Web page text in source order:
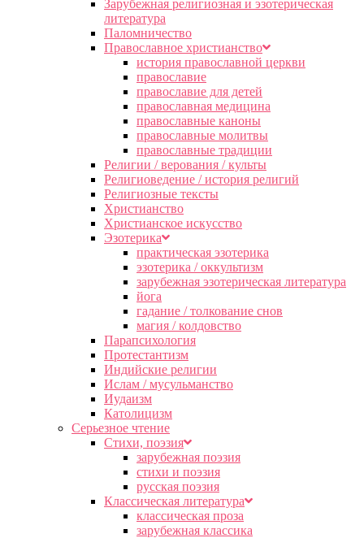
Зарубежная религиозная и эзотерическая
литература
Паломничество
Православное христианство
история православной церкви
православие
православие для детей
православная медицина
православные каноны
православные молитвы
православные традиции
Религии / верования / культы
Религиоведение / история религий
Религиозные тексты
Христианство
Христианское искусство
Эзотерика
практическая эзотерика
эзотерика / оккультизм
зарубежная эзотерическая литература
йога
гадание / толкование снов
магия / колдовство
Парапсихология
Протестантизм
Индийские религии
Ислам / мусульманство
Иудаизм
Католицизм
Серьезное чтение
Cтихи, поэзия
зарубежная поэзия
стихи и поэзия
русская поэзия
Классическая литература
классическая проза
зарубежная классика